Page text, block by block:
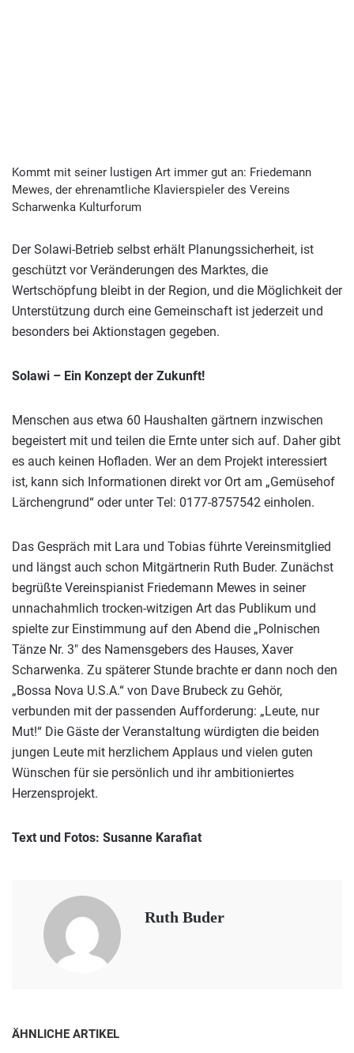
Kommt mit seiner lustigen Art immer gut an: Friedemann
Mewes, der ehrenamtliche Klavierspieler des Vereins
Scharwenka Kulturforum
Der Solawi-Betrieb selbst erhält Planungssicherheit, ist
geschützt vor Veränderungen des Marktes, die
Wertschöpfung bleibt in der Region, und die Möglichkeit der
Unterstützung durch eine Gemeinschaft ist jederzeit und
besonders bei Aktionstagen gegeben.
Solawi – Ein Konzept der Zukunft!
Menschen aus etwa 60 Haushalten gärtnern inzwischen
begeistert mit und teilen die Ernte unter sich auf. Daher gibt
es auch keinen Hofladen. Wer an dem Projekt interessiert
ist, kann sich Informationen direkt vor Ort am „Gemüsehof
Lärchengrund“ oder unter Tel: 0177-8757542 einholen.
Das Gespräch mit Lara und Tobias führte Vereinsmitglied
und längst auch schon Mitgärtnerin Ruth Buder. Zunächst
begrüßte Vereinspianist Friedemann Mewes in seiner
unnachahmlich trocken-witzigen Art das Publikum und
spielte zur Einstimmung auf den Abend die „Polnischen
Tänze Nr. 3″ des Namensgebers des Hauses, Xaver
Scharwenka. Zu späterer Stunde brachte er dann noch den
„Bossa Nova U.S.A.“ von Dave Brubeck zu Gehör,
verbunden mit der passenden Aufforderung: „Leute, nur
Mut!“ Die Gäste der Veranstaltung würdigten die beiden
jungen Leute mit herzlichem Applaus und vielen guten
Wünschen für sie persönlich und ihr ambitioniertes
Herzensprojekt.
Text und Fotos: Susanne Karafiat
Ruth Buder
ÄHNLICHE ARTIKEL